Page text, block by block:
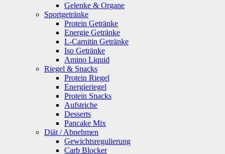
Gelenke & Organe
Sportgetränke
Protein Getränke
Energie Getränke
L-Carnitin Getränke
Iso Getränke
Amino Liquid
Riegel & Snacks
Protein Riegel
Energieriegel
Protein Snacks
Aufstriche
Desserts
Pancake Mix
Diät / Abnehmen
Gewichtsregulierung
Carb Blocker